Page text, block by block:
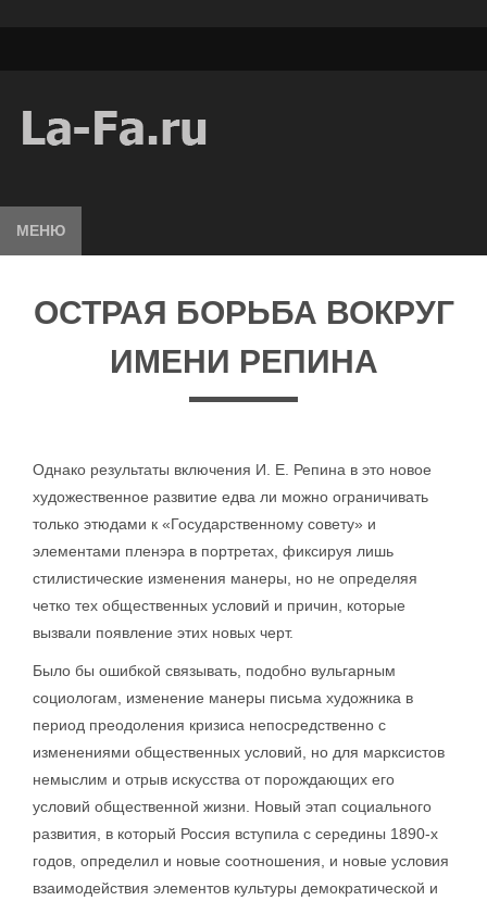
МЕНЮ
ОСТРАЯ БОРЬБА ВОКРУГ
ИМЕНИ РЕПИНА
Однако результаты включения И. Е. Репина в это новое
художественное развитие едва ли можно ограничивать
только этюдами к «Государственному совету» и
элементами пленэра в портретах, фиксируя лишь
стилистические изменения манеры, но не определяя
четко тех общественных условий и причин, которые
вызвали появление этих новых черт.
Было бы ошибкой связывать, подобно вульгарным
социологам, изменение манеры письма художника в
период преодоления кризиса непосредственно с
изменениями общественных условий, но для марксистов
немыслим и отрыв искусства от порождающих его
условий общественной жизни. Новый этап социального
развития, в который Россия вступила с середины 1890-х
годов, определил и новые соотношения, и новые условия
взаимодействия элементов культуры демократической и